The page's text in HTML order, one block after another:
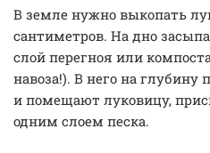
В земле нужно выкопать
сантиметров. На дно
слой перегноя или
навоза!). В него на глубину
и помещают луковицу,
одним слоем песка.